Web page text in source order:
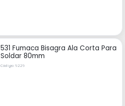
531 Fumaca Bisagra Ala Corta Para
Soldar 80mm
Código: 9229